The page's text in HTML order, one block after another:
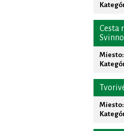
Cesta
Miesto:
Miesto: